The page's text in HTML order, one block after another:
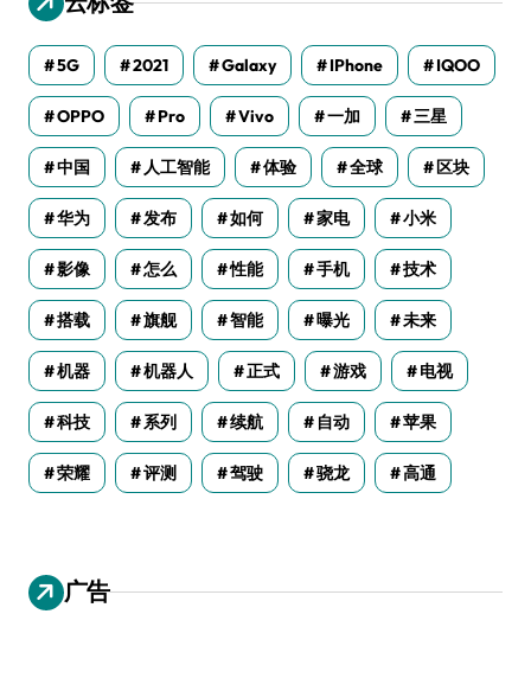
5G 2021 Galaxy IPhone IQOO
OPPO Pro Vivo 一加 三星
中国 人工智能 体验 全球 区块
华为 发布 如何 家电 小米
影像 怎么 性能 手机 技术
搭载 旗舰 智能 曝光 未来
机器 机器人 正式 游戏 电视
科技 系列 续航 自动 苹果
荣耀 评测 驾驶 骁龙 高通
广告